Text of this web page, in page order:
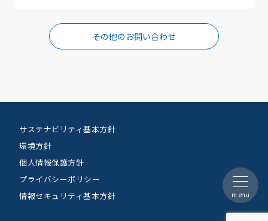
その他のお問い合わせ
サステナビリティ基本方針
環境方針
個人情報保護方針
プライバシーポリシー
情報セキュリティ基本方針
menu